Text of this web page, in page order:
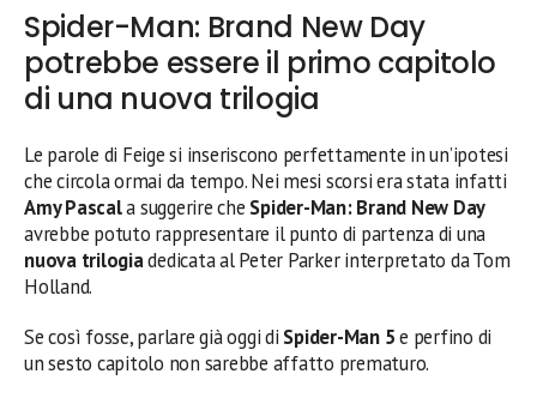
Spider-Man: Brand New Day
potrebbe essere il primo capitolo
di una nuova trilogia
Le parole di Feige si inseriscono perfettamente in un’ipotesi
che circola ormai da tempo. Nei mesi scorsi era stata infatti
Amy Pascala suggerire che Spider-Man: Brand New Day
avrebbe potuto rappresentare il punto di partenza di una
nuova trilogiadedicata al Peter Parker interpretato da Tom
Holland.
Se così fosse, parlare già oggi di Spider-Man 5e perfino di
un sesto capitolo non sarebbe affatto prematuro.